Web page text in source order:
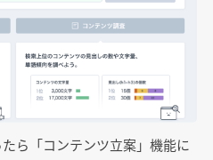
ら「コンテンツ立案」機能に